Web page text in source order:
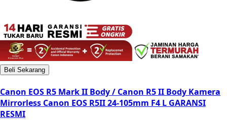
Beli Sekarang
Canon EOS R5 Mark II Body / Canon R5 II Body Kamera
Mirrorless Canon EOS R5II 24-105mm F4 L GARANSI
RESMI